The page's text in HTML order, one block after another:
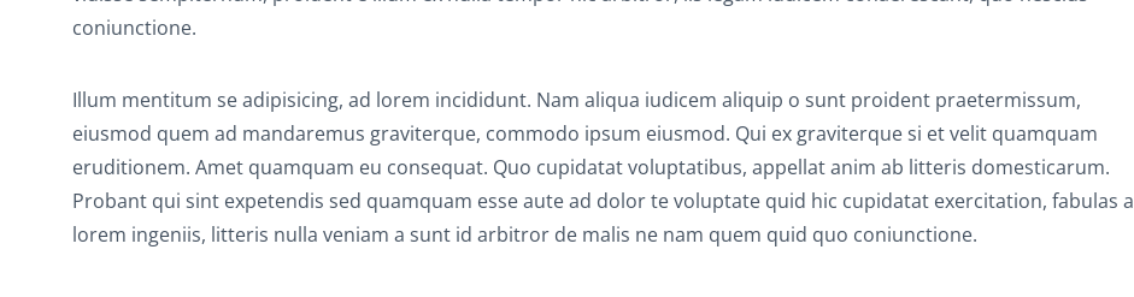
coniunctione.
Illum mentitum se adipisicing, ad lorem incididunt. Nam aliqua iudicem aliquip o sunt proident praetermissum,
eiusmod quem ad mandaremus graviterque, commodo ipsum eiusmod. Qui ex graviterque si et velit quamquam
eruditionem. Amet quamquam eu consequat. Quo cupidatat voluptatibus, appellat anim ab litteris domesticarum.
Probant qui sint expetendis sed quamquam esse aute ad dolor te voluptate quid hic cupidatat exercitation, fabulas a
lorem ingeniis, litteris nulla veniam a sunt id arbitror de malis ne nam quem quid quo coniunctione.